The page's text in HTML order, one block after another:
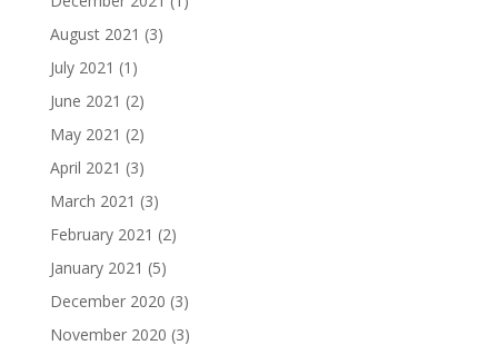
August 2021 (3)
July 2021 (1)
June 2021 (2)
May 2021 (2)
April 2021 (3)
March 2021 (3)
February 2021 (2)
January 2021 (5)
December 2020 (3)
November 2020 (3)